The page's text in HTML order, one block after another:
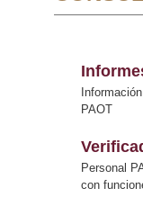
PAOT
Personal
con